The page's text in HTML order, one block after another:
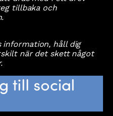
tillbaka och
information, håll dig
när det skett något
till social